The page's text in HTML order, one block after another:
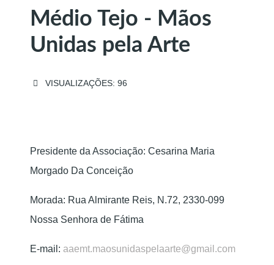
Médio Tejo - Mãos
Unidas pela Arte
VISUALIZAÇÕES: 96
Presidente da Associação: Cesarina Maria
Morgado Da Conceição
Morada: Rua Almirante Reis, N.72, 2330-099
Nossa Senhora de Fátima
E-mail: aaemt.maosunidaspelaarte@gmail.com